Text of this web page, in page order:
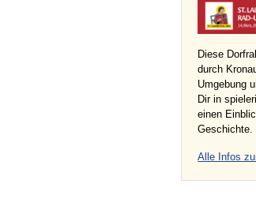
Diese
durch
Umgebung
Dir in
einen
Geschichte.
Alle Infos